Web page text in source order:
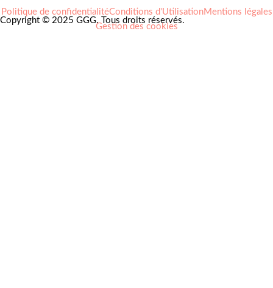
Copyright © 2025 GGG. Tous droits réservés.
Politique de confidentialitéConditions d'UtilisationMentions légales
Gestion des cookies